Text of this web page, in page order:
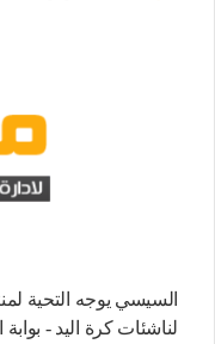
السيسي يوجه التحية
لناشئات كرة اليد - بوابة